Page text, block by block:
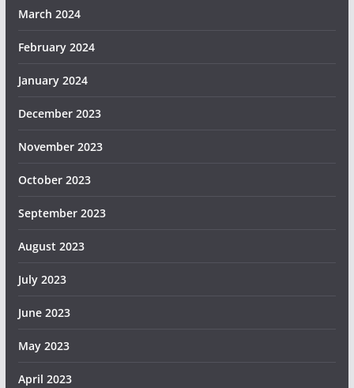
March 2024
February 2024
January 2024
December 2023
November 2023
October 2023
September 2023
August 2023
July 2023
June 2023
May 2023
April 2023